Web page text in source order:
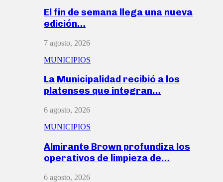
El fin de semana llega una nueva
edición…
7 agosto, 2026
MUNICIPIOS
La Municipalidad recibió a los
platenses que integran…
6 agosto, 2026
MUNICIPIOS
Almirante Brown profundiza los
operativos de limpieza de…
6 agosto, 2026